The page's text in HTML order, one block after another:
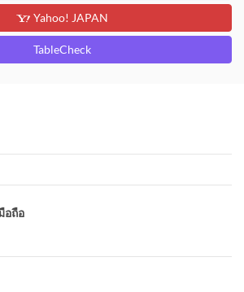
Yahoo! JAPAN
TableCheck
อถือ